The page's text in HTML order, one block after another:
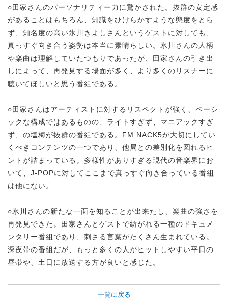
○田家さんのパーソナリティー力に驚かされた。抜群の安定感
があることはもちろん、知識をひけらかすような態度をとら
ず、知名度の高い氷川きよしさんというゲストに対しても、
真っすぐ向き合う姿勢は本当に素晴らしい。氷川さんの人柄
や楽曲は理解していたつもりであったが、田家さんの引き出
しによって、再発見する場面が多く、より多くのリスナーに
聴いてほしいと思う番組である。
○田家さんはアーティストに対するリスペクトが強く、ベーシ
ックな構成ではあるものの、ライトすぎず、マニアックすぎ
ず、の塩梅が抜群の番組である。FM NACK5が大切にしてい
くべきコンテンツの一つであり、他局との差別化を図れるヒ
ントが詰まっている。多様性がありすぎる現代の音楽界にお
いて、J-POPに対してここまで真っすぐ向き合っている番組
は他にない。
○氷川さんの新たな一面を知ることが出来たし、楽曲の強さを
再発見できた。田家さんとゲストで紡がれる一種のドキュメ
ンタリー番組であり、刺さる言葉がたくさん生まれている。
深夜帯の番組だが、もっと多くの人がヒットしやすい平日の
昼帯や、土日に放送する方が良いと感じた。
一覧に戻る